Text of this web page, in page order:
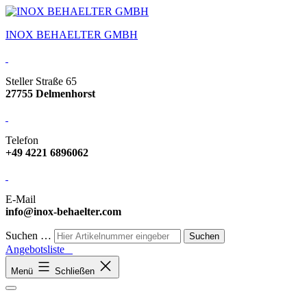
INOX BEHAELTER GMBH
Steller Straße 65
27755 Delmenhorst
Telefon
+49 4221 6896062
E-Mail
info@inox-behaelter.com
Suchen …
Angebotsliste
Menü Schließen